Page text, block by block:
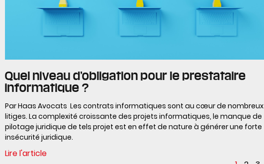
Quel niveau d’obligation pour le prestataire
informatique ?
Par Haas Avocats Les contrats informatiques sont au cœur de nombreux
litiges. La complexité croissante des projets informatiques, le manque de
pilotage juridique de tels projet est en effet de nature à générer une forte
insécurité juridique.
Lire l'article